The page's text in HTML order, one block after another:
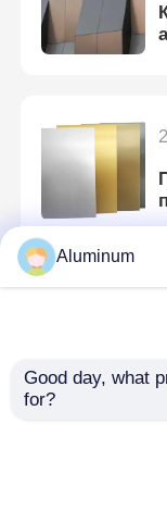
Алюминиевая
Алюминиевый
Алюминиевая
Алюминиевая
Aluminum
Good day, what
for?